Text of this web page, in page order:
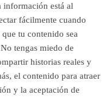
información está al
fácilmente cuando
tu contenido sea
tengas miedo de
historias reales y
el contenido para atraer
y la aceptación de